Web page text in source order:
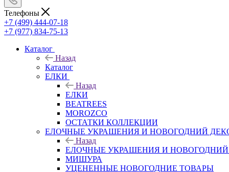
Телефоны
+7 (499) 444-07-18
+7 (977) 834-75-13
Каталог
Назад
Каталог
ЕЛКИ
Назад
ЕЛКИ
BEATREES
MOROZCO
ОСТАТКИ КОЛЛЕКЦИИ
ЕЛОЧНЫЕ УКРАШЕНИЯ И НОВОГОДНИЙ
Назад
ЕЛОЧНЫЕ УКРАШЕНИЯ И НОВОГОДНИЙ
МИШУРА
УЦЕНЕННЫЕ НОВОГОДНИЕ ТОВАРЫ